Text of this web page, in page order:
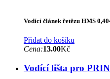
Vodící článek řetězu HMS
Přidat do košíku
Cena:13.00Kč
Vodící lišta pro